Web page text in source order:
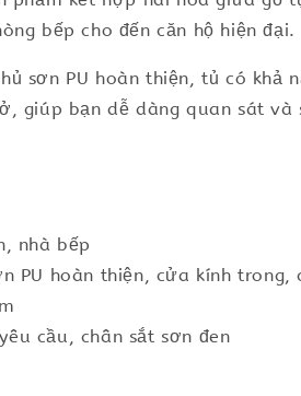
bếp cho đến căn hộ hiện đại.
sơn PU hoàn thiện, tủ có khả
giúp bạn dễ dàng quan sát
nhà bếp
PU hoàn thiện, cửa kính trong,
cầu, chân sắt sơn đen